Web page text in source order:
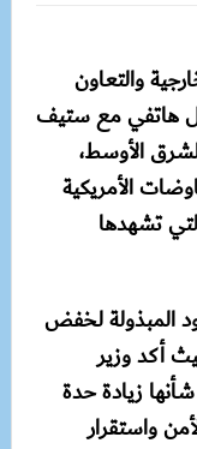
والتعاون
هاتفي مع ستيف
الأوسط،
الأمريكية
تشهدها
المبذولة لخفض
أكد وزير
زيادة حدة
واستقرار